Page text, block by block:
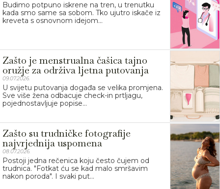
Budimo potpuno iskrene na tren, u trenutku
kada smo same sa sobom. Tko ujutro iskače iz
kreveta s osnovnom idejom...
Zašto je menstrualna čašica tajno
oružje za održiva ljetna putovanja
09.07.2026.
U svijetu putovanja događa se velika promjena.
Sve više žena odbacuje check-in prtljagu,
pojednostavljuje popise...
Zašto su trudničke fotografije
najvrjednija uspomena
08.07.2026.
Postoji jedna rečenica koju često čujem od
trudnica. "Fotkat ću se kad malo smršavim
nakon poroda". I svaki put...